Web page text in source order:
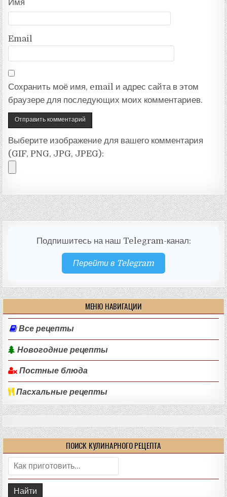
Имя
Email
Сохранить моё имя, email и адрес сайта в этом
браузере для последующих моих комментариев.
Выберите изображение для вашего комментария
(GIF, PNG, JPG, JPEG):
Подпишитесь на наш Telegram-канал:
Перейти в Telegram
МЕНЮ НАВИГАЦИИ
Все рецепты
Новогодние рецепты
Постные блюда
Пасхальные рецепты
ПОИСК КУЛИНАРНОГО РЕЦЕПТА
Поиск: